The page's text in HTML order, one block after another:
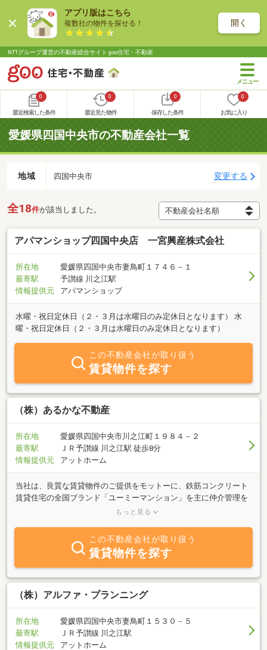
アプリ版はこちら
複数社の物件を探せる！ 開く
NTTグループ運営の不動産総合サイト goo住宅・不動産
0
最近検索した条件
0
最近見た物件
0
保存した条件
0
お気に入り
愛媛県四国中央市の不動産会社一覧
地域 四国中央市 変更する
全18件が該当しました。
アパマンショップ四国中央店 一宮興産株式会社
所在地
愛媛県四国中央市妻鳥町１７４６－１
最寄駅
予讃線 川之江駅
情報提供元
アパマンショップ
水曜・祝日定休日（２・３月は水曜日のみ定休日となります） 水
曜・祝日定休日（２・３月は水曜日のみ定休日となります）
この不動産会社が取り扱う
賃貸物件を探す
（株）あるかな不動産
所在地
愛媛県四国中央市川之江町１９８４－２
最寄駅
ＪＲ予讃線 川之江駅 徒歩8分
情報提供元
アットホーム
当社は、良質な賃貸物件のご提供をモットーに、鉄筋コンクリート
賃貸住宅の全国ブランド「ユーミーマンション」を主に仲介管理を
行っております。これからお部屋探しをされる方、実際にご入居さ
５日）を行い、心豊かになる生活空間のご提供を心掛けておりま
す。営業エリアとしては、四国中央市・新居浜市とさせて頂いてお
りますが、特に四国中央市には、当社管理物件が多数ございますの
で、このエリアで物件をお探しの方は是非一度お問い合せ下さい。
スタッフ一同、ご来店を心よりお待ちしております。
もっと見る
この不動産会社が取り扱う
賃貸物件を探す
（株）アルファ・プランニング
所在地
愛媛県四国中央市妻鳥町１５３０－５
最寄駅
ＪＲ予讃線 川之江駅
情報提供元
アットホーム